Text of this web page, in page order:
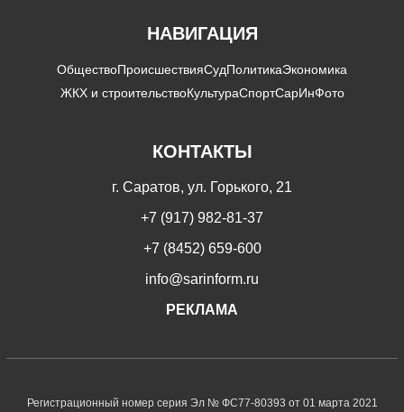
НАВИГАЦИЯ
ОбществоПроисшествияСудПолитикаЭкономика
ЖКХ и строительствоКультураСпортСарИнФото
КОНТАКТЫ
г. Саратов, ул. Горького, 21
+7 (917) 982-81-37
+7 (8452) 659-600
info@sarinform.ru
РЕКЛАМА
Регистрационный номер серия Эл № ФС77-80393 от 01 марта 2021